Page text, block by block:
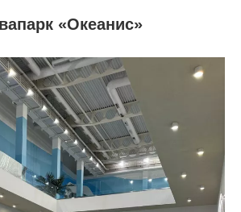
«Океанис»